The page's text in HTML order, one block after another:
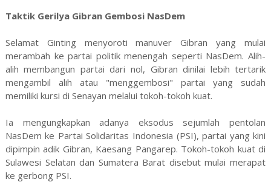
Taktik Gerilya Gibran Gembosi NasDem
Selamat Ginting menyoroti manuver Gibran yang mulai
merambah ke partai politik menengah seperti NasDem. Alih-
alih membangun partai dari nol, Gibran dinilai lebih tertarik
mengambil alih atau "menggembosi" partai yang sudah
memiliki kursi di Senayan melalui tokoh-tokoh kuat.
Ia mengungkapkan adanya eksodus sejumlah pentolan
NasDem ke Partai Solidaritas Indonesia (PSI), partai yang kini
dipimpin adik Gibran, Kaesang Pangarep. Tokoh-tokoh kuat di
Sulawesi Selatan dan Sumatera Barat disebut mulai merapat
ke gerbong PSI.